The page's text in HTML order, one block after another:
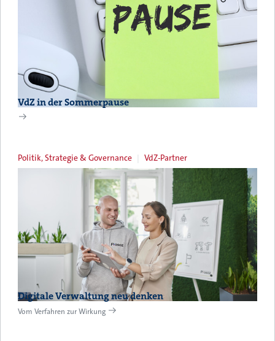
VdZ in der Sommerpause
Politik, Strategie & Governance VdZ-Partner
Digitale Verwaltung neu denken
Vom Verfahren zur Wirkung